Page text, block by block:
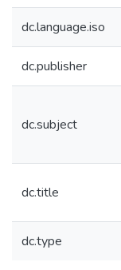
dc.language.iso
dc.publisher
dc.subject
dc.title
dc.type